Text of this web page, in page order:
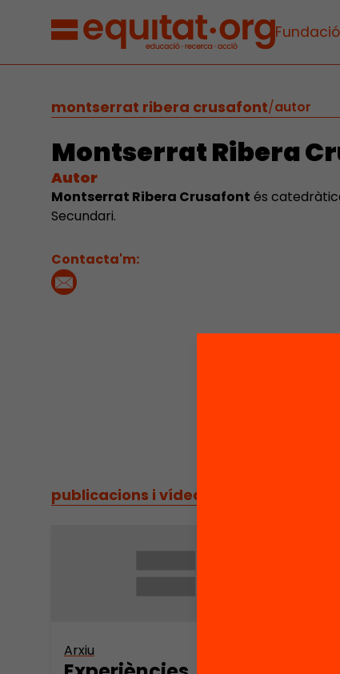
Fundació
montserrat ribera crusafont/autor
Montserrat Ribera
Autor
Montserrat Ribera Crusafont és
Secundari.
Contacta'm:
publicacions i vídeos
Arxiu